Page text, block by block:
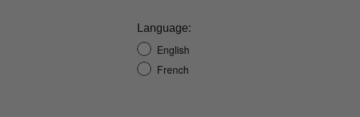
Language:
English
French